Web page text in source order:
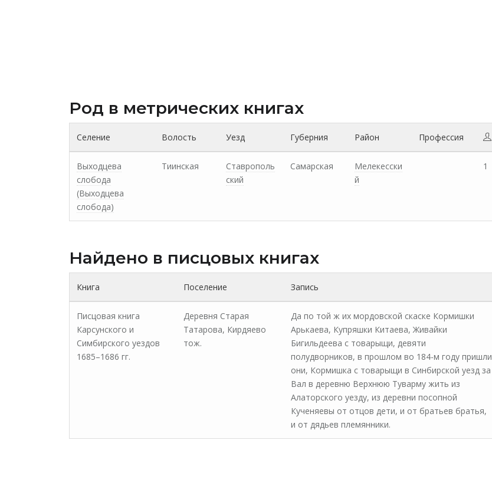
Род в метрических книгах
Селение Волость Уезд Губерния Район Профессия
Выходцева
слобода
(Выходцева
слобода)
Тиинская
Ставрополь
ский
Самарская
Мелекесски
й
1
Найдено в писцовых книгах
Книга Поселение Запись
Писцовая книга
Карсунского и
Симбирского уездов
1685–1686 гг.
Деревня Старая
Татарова, Кирдяево
тож.
Да по той ж их мордовской скаске Кормишки
Арькаева, Купряшки Китаева, Живайки
Бигильдеева с товарыщи, девяти
полудворников, в прошлом во 184-м году пришли
они, Кормишка с товарыщи в Синбирской уезд за
Вал в деревню Верхнюю Туварму жить из
Алаторского уезду, из деревни посопной
Кученяевы от отцов дети, и от братьев братья,
и от дядьев племянники.